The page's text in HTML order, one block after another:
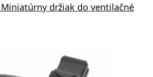
držiak do ventilačné